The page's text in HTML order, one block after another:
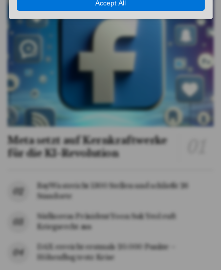
Meta setzt auf Kernkraftwerke
für die KI-Revolution
BayWa streicht 1300 Stellen und schließt 26
Standorte
Südkoreas Präsident Yoon Suk Yeol ruft
Kriegsrecht aus
DAX erreicht erstmals 20.000 Punkte –
Höhenflug trotz Krise